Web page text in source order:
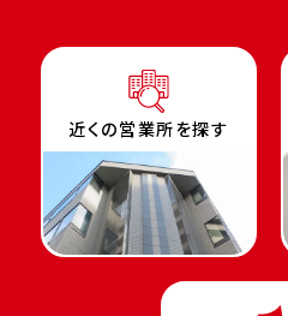
近くの営業所を探す